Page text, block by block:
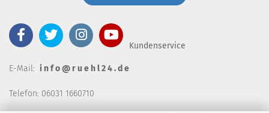
Kundenservice
E-Mail: i n f o @ r u e h l 2 4 . d e
Telefon: 06031 1660710